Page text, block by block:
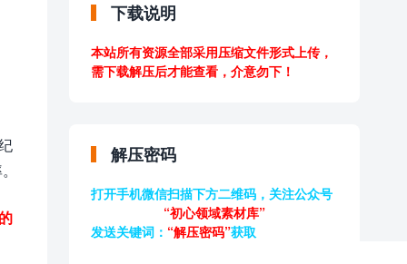
下载说明
本站所有资源全部采用压缩文件形式上传，
需下载解压后才能查看，介意勿下！
解压密码
打开手机微信扫描下方二维码，关注公众号
“初心领域素材库”
发送关键词： “解压密码”获取